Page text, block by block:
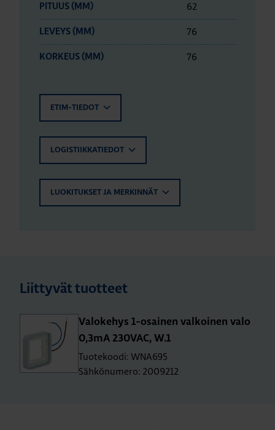
PITUUS (MM) 62
LEVEYS (MM) 76
KORKEUS (MM) 76
ETIM-TIEDOT
LOGISTIIKKATIEDOT
LUOKITUKSET JA MERKINNÄT
Liittyvät tuotteet
Va­lo­ke­hys 1-osai­nen val­koi­nen valo
0,3mA 230­VAC, W.1
Tuotekoodi: WNA695
Sähkönumero: 2009212